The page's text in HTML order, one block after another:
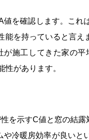
を確認します。これ
を持っていると言え
施工してきた家の
があります。
を示すC値と窓の結
冷暖房効率が良いと